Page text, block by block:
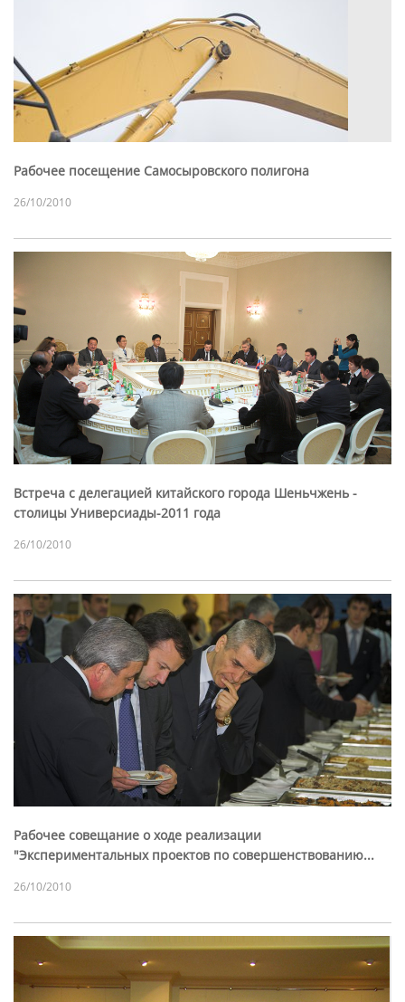
Рабочее посещение Самосыровского полигона
26/10/2010
Встреча с делегацией китайского города Шеньчжень -
столицы Универсиады-2011 года
26/10/2010
Рабочее совещание о ходе реализации
"Экспериментальных проектов по совершенствованию...
26/10/2010